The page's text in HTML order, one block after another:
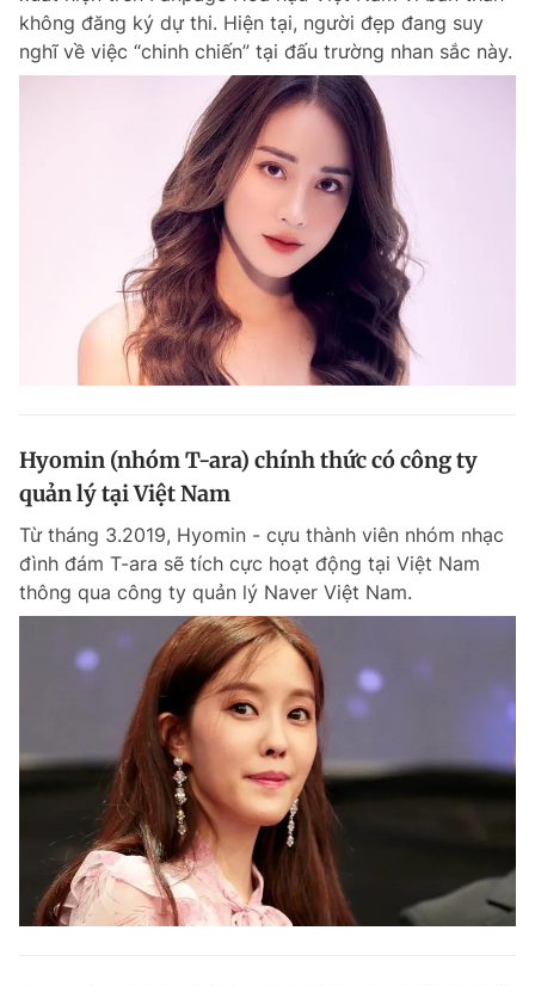
không đăng ký dự thi. Hiện tại, người đẹp đang suy
nghĩ về việc “chinh chiến” tại đấu trường nhan sắc này.
Hyomin (nhóm T-ara) chính thức có công ty
quản lý tại Việt Nam
Từ tháng 3.2019, Hyomin - cựu thành viên nhóm nhạc
đình đám T-ara sẽ tích cực hoạt động tại Việt Nam
thông qua công ty quản lý Naver Việt Nam.